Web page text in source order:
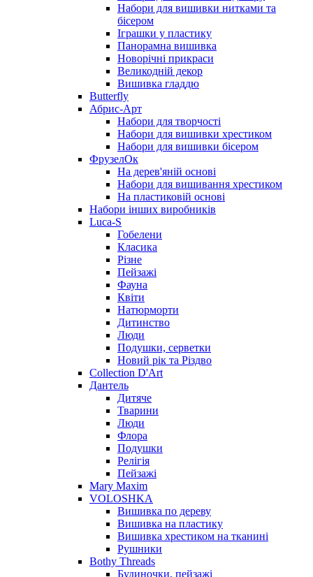
Набори для вишивки нитками та
бісером
Іграшки у пластику
Панорамна вишивка
Новорічні прикраси
Великодній декор
Вишивка гладдю
Butterfly
Абрис-Арт
Набори для творчості
Набори для вишивки хрестиком
Набори для вишивки бісером
ФрузелОк
На дерев'яній основі
Набори для вишивання хрестиком
На пластиковій основі
Набори інших виробників
Luca-S
Гобелени
Класика
Різне
Пейзажі
Фауна
Квіти
Натюрморти
Дитинство
Люди
Подушки, серветки
Новий рік та Різдво
Collection D'Art
Дантель
Дитяче
Тварини
Люди
Флора
Подушки
Релігія
Пейзажі
Mary Maxim
VOLOSHKA
Вишивка по дереву
Вишивка на пластику
Вишивка хрестиком на тканині
Рушники
Bothy Threads
Будиночки, пейзажі